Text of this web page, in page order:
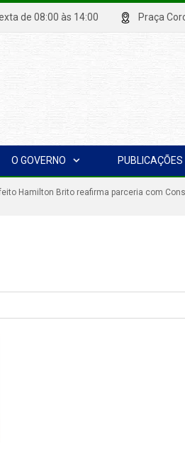
de 08:00 às 14:00 Praça
O GOVERNO PUBLICAÇÕES
Hamilton Brito reafirma parceria com